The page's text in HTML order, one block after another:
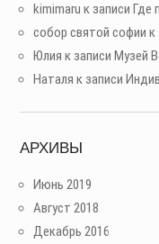
kimimaru к записиГде
собор святой софии к
Юлия к записиМузей
Наталя к записи
АРХИВЫ
Июнь 2019
Август 2018
Декабрь 2016